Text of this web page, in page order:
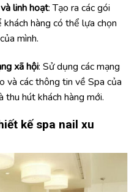
linh hoạt: Tạo ra các gói
hàng có thể lựa chọn
mình.
xã hội: Sử dụng các mạng
và các thông tin về Spa của
thu hút khách hàng mới.
kế spa nail xu